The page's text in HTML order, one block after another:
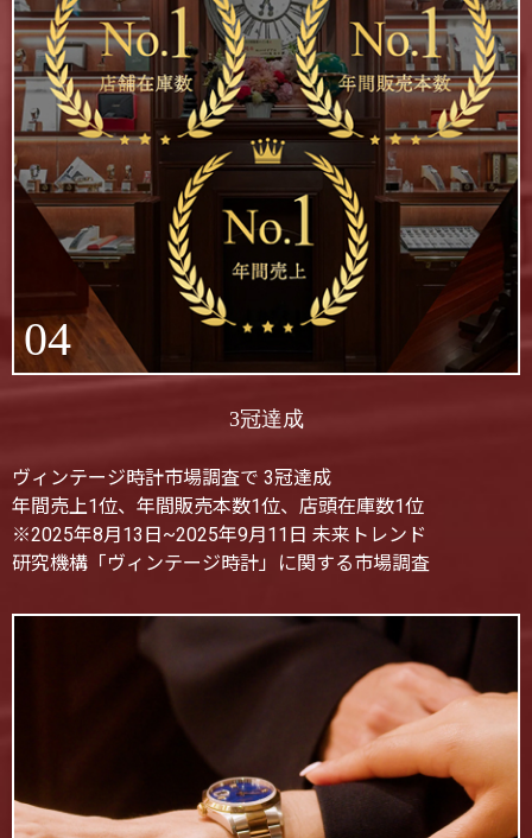
04
3冠達成
ヴィンテージ時計市場調査で 3冠達成
年間売上1位、年間販売本数1位、店頭在庫数1位
※2025年8月13日~2025年9月11日 未来トレンド
研究機構「ヴィンテージ時計」に関する市場調査